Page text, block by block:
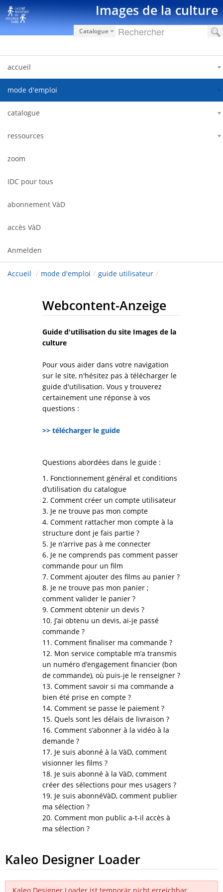
Zum Inhalt wechseln Images de la culture
Catalogue
accueil
mode d'emploi
catalogue
ressources
zoom
IDC pour tous
abonnement VàD
accès VàD
Anmelden
Accueil / mode d'emploi / guide utilisateur /
Webcontent-Anzeige
Guide d'utilisation du site Images de la
culture
Pour vous aider dans votre navigation
sur le site, n'hésitez pas à télécharger le
guide d'utilisation. Vous y trouverez
certainement une réponse à vos
questions :
>> télécharger le guide
Questions abordées dans le guide :
1. Fonctionnement général et conditions
d’utilisation du catalogue
2. Comment créer un compte utilisateur
3. Je ne trouve pas mon compte
4. Comment rattacher mon compte à la
structure dont je fais partie ?
5. Je n’arrive pas à me connecter
6. Je ne comprends pas comment passer
commande pour un film
7. Comment ajouter des films au panier ?
8. Je ne trouve pas mon panier ;
comment valider le panier ?
9. Comment obtenir un devis ?
10. J’ai obtenu un devis, ai-je passé
commande ?
11. Comment finaliser ma commande ?
12. Mon service comptable m’a transmis
un numéro d’engagement financier (bon
de commande), où puis-je le renseigner ?
13. Comment savoir si ma commande a
bien été prise en compte ?
14. Comment se passe le paiement ?
15. Quels sont les délais de livraison ?
16. Comment s’abonner à la vidéo à la
demande ?
17. Je suis abonné à la VàD, comment
visionner les films ?
18. Je suis abonné à la VàD, comment
créer des sélections pour mes usagers ?
19. Je suis abonnéVàD, comment publier
ma sélection ?
20. Comment mon public a-t-il accès à
ma sélection ?
Kaleo Designer Loader